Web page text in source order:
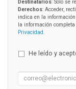
Destinatarios: Solo se
Derechos: Acceder,
indica en la
la información
Privacidad
He leído y